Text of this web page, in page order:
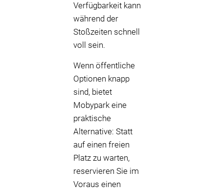
Verfügbarkeit kann
während der
Stoßzeiten schnell
voll sein.
Wenn öffentliche
Optionen knapp
sind, bietet
Mobypark eine
praktische
Alternative: Statt
auf einen freien
Platz zu warten,
reservieren Sie im
Voraus einen